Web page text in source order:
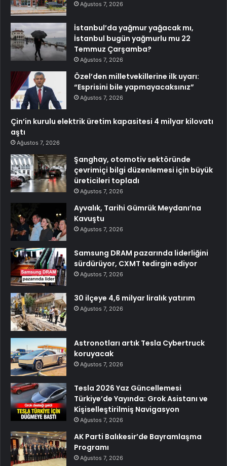
Ağustos 7, 2026
İstanbul’da yağmur yağacak mı,
İstanbul bugün yağmurlu mu 22
Temmuz Çarşamba?
Ağustos 7, 2026
Özel’den milletvekillerine ilk uyarı:
“Esprisini bile yapmayacaksınız”
Ağustos 7, 2026
Çin’in kurulu elektrik üretim kapasitesi 4 milyar kilovatı
aştı
Ağustos 7, 2026
Şanghay, otomotiv sektöründe
çevrimiçi bilgi düzenlemesi için büyük
üreticileri topladı
Ağustos 7, 2026
Ayvalık, Tarihi Gümrük Meydanı’na
Kavuştu
Ağustos 7, 2026
Samsung DRAM pazarında liderliğini
sürdürüyor, CXMT tedirgin ediyor
Ağustos 7, 2026
30 ilçeye 4,6 milyar liralık yatırım
Ağustos 7, 2026
Astronotları artık Tesla Cybertruck
koruyacak
Ağustos 7, 2026
Tesla 2026 Yaz Güncellemesi
Türkiye’de Yayında: Grok Asistanı ve
Kişiselleştirilmiş Navigasyon
Ağustos 7, 2026
AK Parti Balıkesir’de Bayramlaşma
Programı
Ağustos 7, 2026